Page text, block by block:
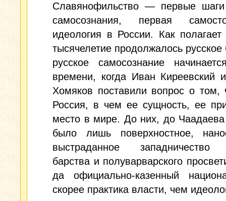
Славянофильство — первые шаги
самосознания, первая
идеология в России. Как
тысячелетие продолжалось
русское самосознание
времени, когда Иван Киреевский
Хомяков поставили вопрос о том,
Россия, в чем ее сущность, ее
место в мире. До них, до
было лишь поверхностное,
выстраданное западничество
барства и полуварварского
да официально-казенный
скорее практика власти, чем